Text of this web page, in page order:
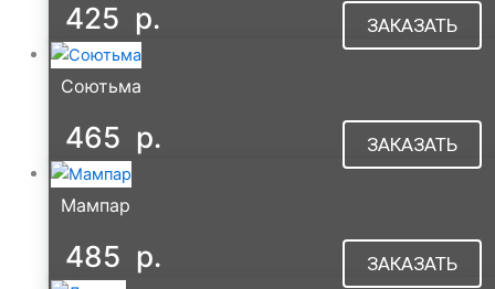
425 р. ЗАКАЗАТЬ
Соютьма
465 р. ЗАКАЗАТЬ
Мампар
485 р. ЗАКАЗАТЬ